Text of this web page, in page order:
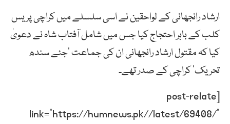
ارشاد رانجھانی کے لواحقین نے اسی سلسلے میں کراچی پریس
کلب کے باہر احتجاج کیا جس میں شامل آفتاب شاہ نے دعویٰ
کیا کہ مقتول ارشاد رانجھانی ان کی جماعت ’جئے سندھ
تحریک‘ کراچی کے صدر تھے۔
[post-relate
link=”https://humnews.pk//latest/69408/”